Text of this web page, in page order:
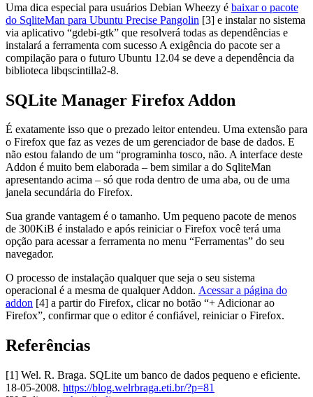
Uma dica especial para usuários Debian Wheezy é baixar o pacote
do SqliteMan para Ubuntu Precise Pangolin [3] e instalar no sistema
via aplicativo “gdebi-gtk” que resolverá todas as dependências e
instalará a ferramenta com sucesso A exigência do pacote ser a
compilação para o futuro Ubuntu 12.04 se deve a dependência da
biblioteca libqscintilla2-8.
SQLite Manager Firefox Addon
É exatamente isso que o prezado leitor entendeu. Uma extensão para
o Firefox que faz as vezes de um gerenciador de base de dados. E
não estou falando de um “programinha tosco, não. A interface deste
Addon é muito bem elaborada – bem similar a do SqliteMan
apresentando acima – só que roda dentro de uma aba, ou de uma
janela secundária do Firefox.
Sua grande vantagem é o tamanho. Um pequeno pacote de menos
de 300KiB é instalado e após reiniciar o Firefox você terá uma
opção para acessar a ferramenta no menu “Ferramentas” do seu
navegador.
O processo de instalação qualquer que seja o seu sistema
operacional é a mesma de qualquer Addon. Acessar a página do
addon [4] a partir do Firefox, clicar no botão “+ Adicionar ao
Firefox”, confirmar que o editor é confiável, reiniciar o Firefox.
Referências
[1] Wel. R. Braga. SQLite um banco de dados pequeno e eficiente.
18-05-2008. https://blog.welrbraga.eti.br/?p=81